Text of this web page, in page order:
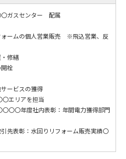
〇ガスセンター 配属
ォームの個人営業販売 ※飛込営業、反
修繕
栓
ービスの獲得
〇エリアを担当
〇〇〇年度社内表彰：年間電力獲得部門
引先表彰：水回りリフォーム販売実績〇